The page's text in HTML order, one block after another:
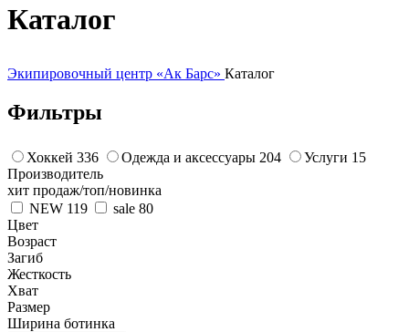
Каталог
Экипировочный центр «Ак Барс» Каталог
Фильтры
Хоккей 336 Одежда и аксессуары 204 Услуги 15
Производитель
хит продаж/топ/новинка
NEW 119 sale 80
Цвет
Возраст
Загиб
Жесткость
Хват
Размер
Ширина ботинка